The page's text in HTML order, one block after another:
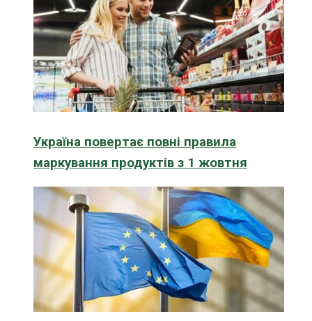
Україна повертає повні правила
маркування продуктів з 1 жовтня